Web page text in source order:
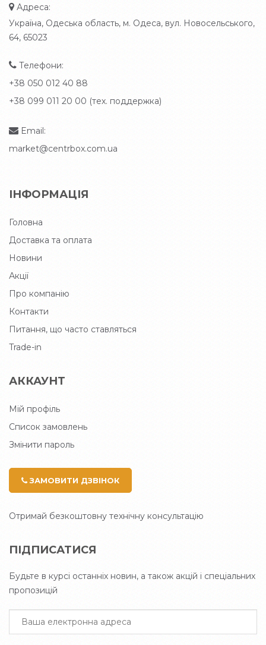
Адреса:
Україна, Одеська область, м. Одеса, вул. Новосельського,
64, 65023
Телефони:
+38 050 012 40 88
+38 099 011 20 00 (тех. поддержка)
Email:
market@centrbox.com.ua
ІНФОРМАЦІЯ
Головна
Доставка та оплата
Новини
Акції
Про компанію
Контакти
Питання, що часто ставляться
Trade-in
АККАУНТ
Мій профіль
Список замовлень
Змінити пароль
ЗАМОВИТИ ДЗВІНОК
Отримай безкоштовну технічну консультацію
ПІДПИСАТИСЯ
Будьте в курсі останніх новин, а також акцій і спеціальних
пропозицій